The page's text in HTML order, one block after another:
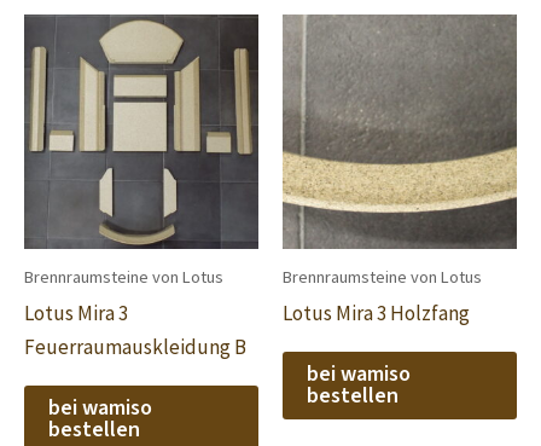
Brennraumsteine von Lotus
Lotus Mira 3
Feuerraumauskleidung B
bei wamiso
bestellen
Brennraumsteine von Lotus
Lotus Mira 3 Holzfang
bei wamiso
bestellen